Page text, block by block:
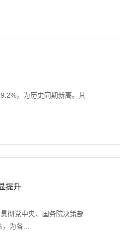
，为历史同期新高。其
提升
彻党中央、国务院决策部
为各...